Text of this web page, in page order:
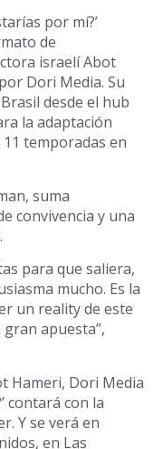
por mí?’
de
israelí Abot
Dori Media. Su
desde el hub
la adaptación
temporadas en
suma
convivencia y una
para que saliera,
mucho. Es la
un reality de este
apuesta”,
Hameri, Dori Media
contará con la
Y se verá en
en Las